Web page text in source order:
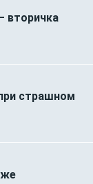
вторичка
страшном